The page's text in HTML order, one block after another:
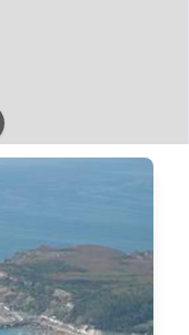
/ODbL - renduOSM France